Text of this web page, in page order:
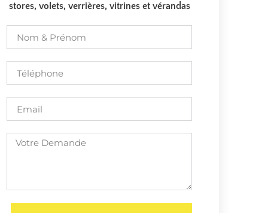
stores, volets, verrières, vitrines et vérandas